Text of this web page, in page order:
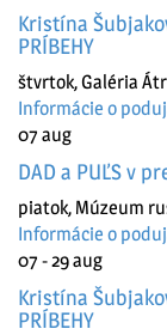
Kristína
PRÍBEHY
štvrtok,Galéria
Informácie o
07 aug
DAD a PUĽS v
piatok, Múzeum
Informácie o
07 - 29aug
Kristína
PRÍBEHY